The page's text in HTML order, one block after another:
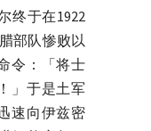
终于在1922
部队惨败以
令：「将士
」于是土军
速向伊兹密